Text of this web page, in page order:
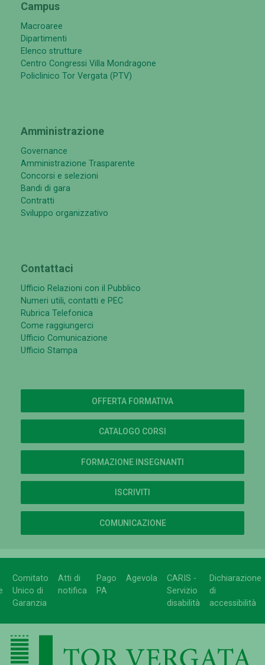
Campus
Macroaree
Dipartimenti
Elenco strutture
Centro Congressi Villa Mondragone
Policlinico Tor Vergata (PTV)
Amministrazione
Governance
Amministrazione Trasparente
Concorsi e selezioni
Bandi di gara
Contratti
Sviluppo organizzativo
Contattaci
Ufficio Relazioni con il Pubblico
Numeri utili, contatti e PEC
Rubrica Telefonica
Come raggiungerci
Ufficio Comunicazione
Ufficio Stampa
OFFERTA FORMATIVA
CATALOGO CORSI
FORMAZIONE INSEGNANTI
ISCRIVITI
COMUNICAZIONE
Comitato
Unico di
Garanzia
Atti di
notifica
Pago
PA
Agevola
CARIS -
Servizio
disabilità
Dichiarazione
di
accessibilità